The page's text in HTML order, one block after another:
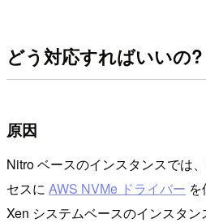
どう対応すればいいの?
原因
Nitro ベースのインスタンスでは
セスに AWS NVMe ドライバー を
Xen システムベースのインスタ